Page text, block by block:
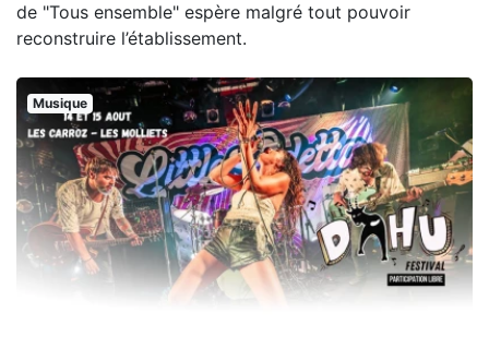
de "Tous ensemble" espère malgré tout pouvoir
reconstruire l’établissement.
Musique